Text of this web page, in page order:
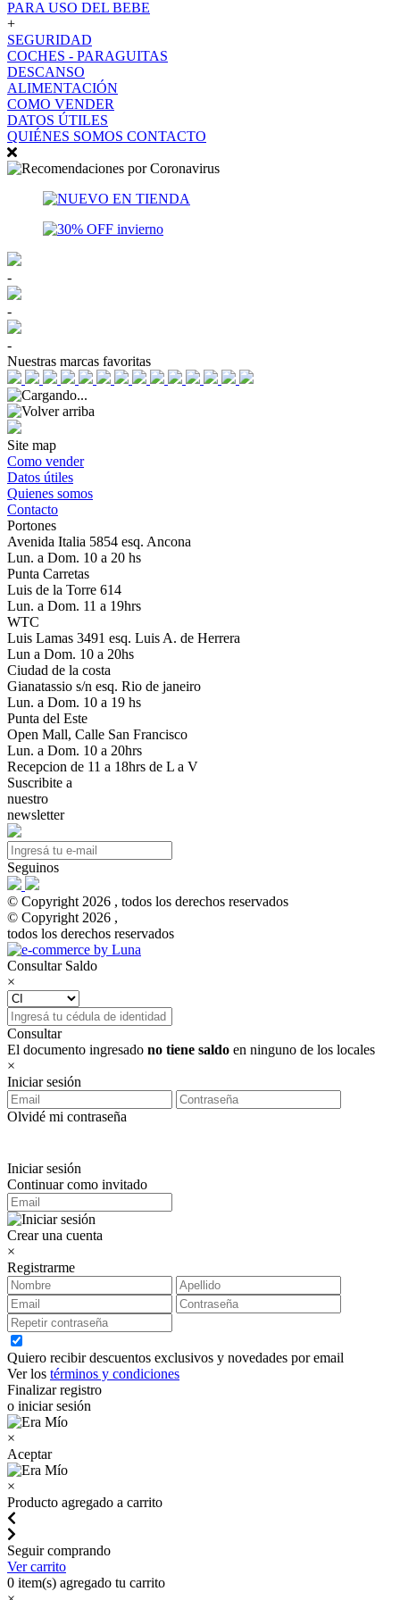
PARA USO DEL BEBE
+
SEGURIDAD
COCHES - PARAGUITAS
DESCANSO
ALIMENTACIÓN
COMO VENDER
DATOS ÚTILES
QUIÉNES SOMOS CONTACTO
-
-
-
Nuestras marcas favoritas
Site map
Como vender
Datos útiles
Quienes somos
Contacto
Portones
Avenida Italia 5854 esq. Ancona
Lun. a Dom. 10 a 20 hs
Punta Carretas
Luis de la Torre 614
Lun. a Dom. 11 a 19hrs
WTC
Luis Lamas 3491 esq. Luis A. de Herrera
Lun a Dom. 10 a 20hs
Ciudad de la costa
Gianatassio s/n esq. Rio de janeiro
Lun. a Dom. 10 a 19 hs
Punta del Este
Open Mall, Calle San Francisco
Lun. a Dom. 10 a 20hrs
Recepcion de 11 a 18hrs de L a V
Suscribite a
nuestro
newsletter
Seguinos
© Copyright 2026 , todos los derechos reservados
© Copyright 2026 ,
todos los derechos reservados
Consultar Saldo
×
Consultar
El documento ingresado no tiene saldo en ninguno de los locales
×
Iniciar sesión
Olvidé mi contraseña
Iniciar sesión
Continuar como invitado
Crear una cuenta
×
Registrarme
Quiero recibir descuentos exclusivos y novedades por email
Ver los términos y condiciones
Finalizar registro
o iniciar sesión
×
Aceptar
×
Producto agregado a carrito
Seguir comprando
Ver carrito
0 item(s) agregado tu carrito